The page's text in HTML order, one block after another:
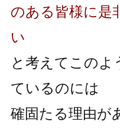
のある皆様に是
い
と考えてこのよ
ているのには
確固たる理由が